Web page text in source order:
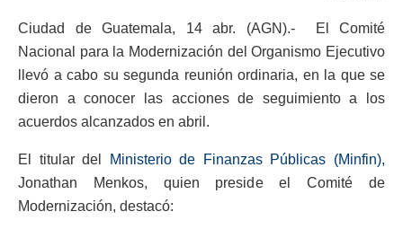
Ciudad de Guatemala, 14 abr. (AGN).- El Comité
Nacional para la Modernización del Organismo Ejecutivo
llevó a cabo su segunda reunión ordinaria, en la que se
dieron a conocer las acciones de seguimiento a los
acuerdos alcanzados en abril.
El titular del
Ministerio de Finanzas Públicas (Minfin),
Jonathan Menkos, quien preside el Comité de
Modernización, destacó: